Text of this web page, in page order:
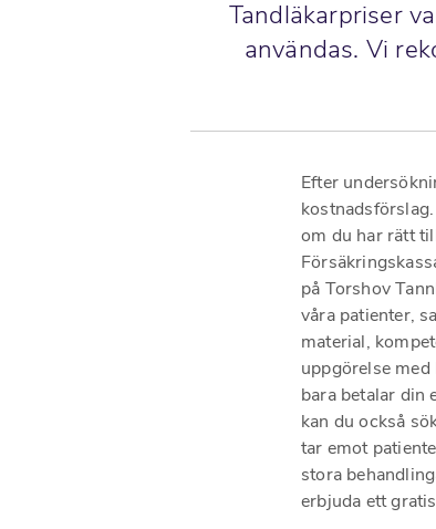
Tandläkarpriser
användas. Vi
Efter
om du har rätt
på Torshov
våra patienter,
material,
uppgörelse
bara betalar din
kan du också
tar emot
stora
erbjuda ett